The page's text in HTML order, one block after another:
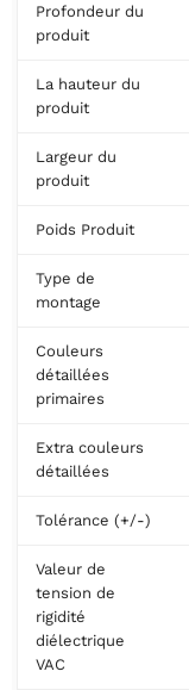
Profondeur du
produit
La hauteur du
produit
Largeur du
produit
Poids Produit
Type de
montage
Couleurs
détaillées
primaires
Extra couleurs
détaillées
Tolérance (+/-)
Valeur de
tension de
rigidité
diélectrique
VAC